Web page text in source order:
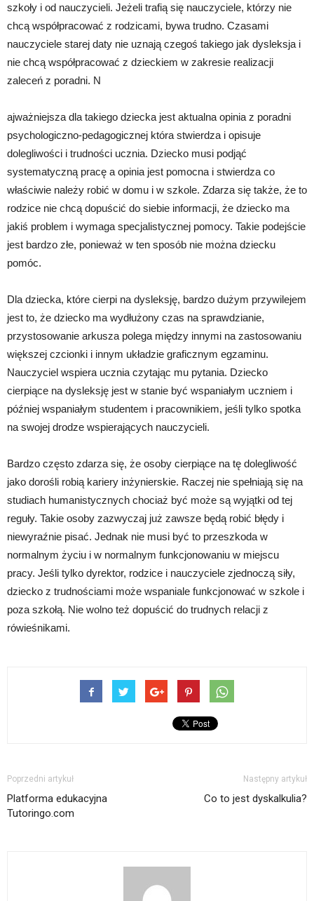
szkoły i od nauczycieli. Jeżeli trafią się nauczyciele, którzy nie
chcą współpracować z rodzicami, bywa trudno. Czasami
nauczyciele starej daty nie uznają czegoś takiego jak dysleksja i
nie chcą współpracować z dzieckiem w zakresie realizacji
zaleceń z poradni. N
ajważniejsza dla takiego dziecka jest aktualna opinia z poradni
psychologiczno-pedagogicznej która stwierdza i opisuje
dolegliwości i trudności ucznia. Dziecko musi podjąć
systematyczną pracę a opinia jest pomocna i stwierdza co
właściwie należy robić w domu i w szkole. Zdarza się także, że to
rodzice nie chcą dopuścić do siebie informacji, że dziecko ma
jakiś problem i wymaga specjalistycznej pomocy. Takie podejście
jest bardzo złe, ponieważ w ten sposób nie można dziecku
pomóc.
Dla dziecka, które cierpi na dysleksję, bardzo dużym przywilejem
jest to, że dziecko ma wydłużony czas na sprawdzianie,
przystosowanie arkusza polega między innymi na zastosowaniu
większej czcionki i innym układzie graficznym egzaminu.
Nauczyciel wspiera ucznia czytając mu pytania. Dziecko
cierpiące na dysleksję jest w stanie być wspaniałym uczniem i
później wspaniałym studentem i pracownikiem, jeśli tylko spotka
na swojej drodze wspierających nauczycieli.
Bardzo często zdarza się, że osoby cierpiące na tę dolegliwość
jako dorośli robią kariery inżynierskie. Raczej nie spełniają się na
studiach humanistycznych chociaż być może są wyjątki od tej
reguły. Takie osoby zazwyczaj już zawsze będą robić błędy i
niewyraźnie pisać. Jednak nie musi być to przeszkoda w
normalnym życiu i w normalnym funkcjonowaniu w miejscu
pracy. Jeśli tylko dyrektor, rodzice i nauczyciele zjednoczą siły,
dziecko z trudnościami może wspaniale funkcjonować w szkole i
poza szkołą. Nie wolno też dopuścić do trudnych relacji z
rówieśnikami.
Poprzedni artykuł
Platforma edukacyjna
Tutoringo.com
Następny artykuł
Co to jest dyskalkulia?